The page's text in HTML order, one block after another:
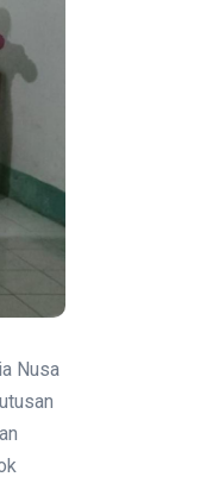
Nusa